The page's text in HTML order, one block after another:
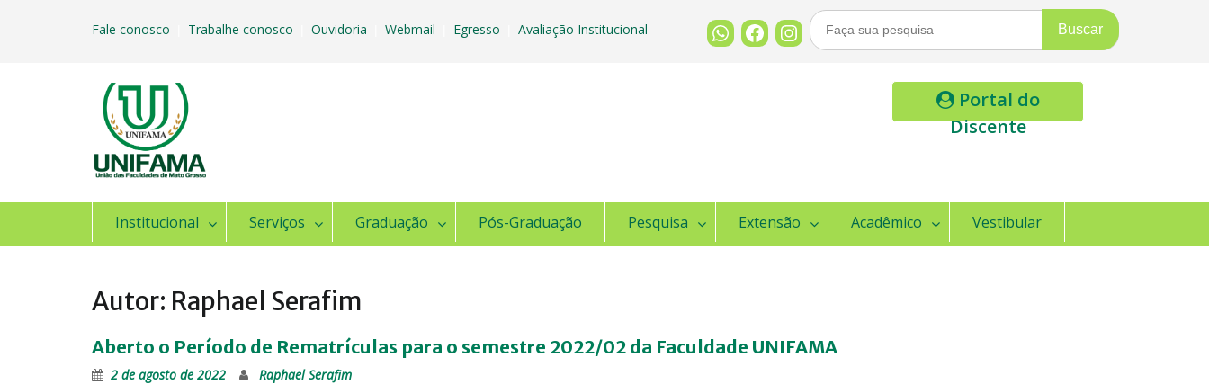
Fale conosco Trabalhe conosco Ouvidoria Webmail Egresso Avaliação Institucional
Buscar
Por:
Portal do
Discente
Institucional Serviços Graduação Pós-Graduação Pesquisa Extensão Acadêmico Vestibular
Autor: Raphael Serafim
Aberto o Período de Rematrículas para o semestre 2022/02 da Faculdade UNIFAMA
2 de agosto de 2022 Raphael Serafim